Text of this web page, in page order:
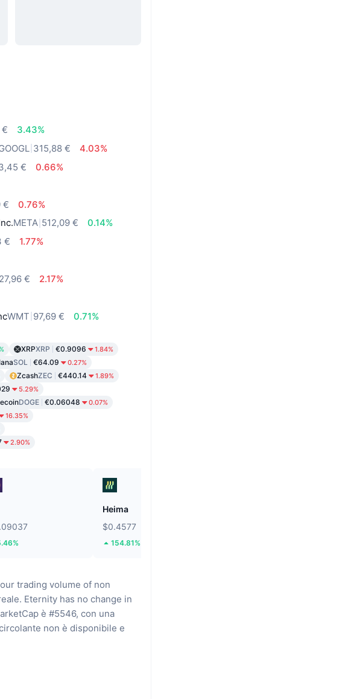
€
3.43%
315,88 €
4.03%
€
0.66%
€
0.76%
META 512,09 €
0.14%
€
1.77%
€
2.17%
WMT 97,69 € 0.71%
XRPXRP €0.9096 1.84%
SOL €64.09 0.27%
ZcashZEC €440.14 1.89%
5.29%
DOGE €0.06048 0.07%
16.35%
2.90%
Heima
$0.4577
154.81%
trading volume of non
Eternity has no change in
è #5546, con una
non è disponibile e